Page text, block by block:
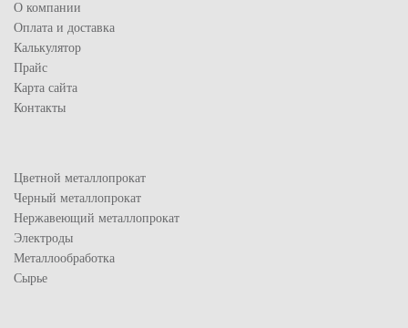
О компании
Оплата и доставка
Калькулятор
Прайс
Карта сайта
Контакты
Цветной металлопрокат
Черный металлопрокат
Нержавеющий металлопрокат
Электроды
Металлообработка
Сырье